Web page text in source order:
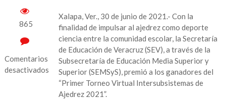
865
Comentarios
desactivados
Xalapa, Ver., 30 de junio de 2021.- Con la
finalidad de impulsar al ajedrez como deporte
ciencia entre la comunidad escolar, la Secretaría
de Educación de Veracruz (SEV), a través de la
Subsecretaría de Educación Media Superior y
Superior (SEMSyS), premió a los ganadores del
“Primer Torneo Virtual Intersubsistemas de
Ajedrez 2021”.